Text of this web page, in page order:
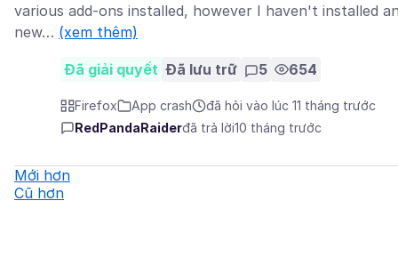
various add-ons installed, however I haven't installed
new… (xem thêm)
Đã giải quyết Đã lưu trữ 5 654
Firefox App crash
đã hỏi vào lúc 11 tháng trước
RedPandaRaiderđã trả lời10 tháng trước
Mới hơn
Cũ hơn